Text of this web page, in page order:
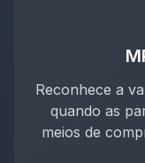
Reconhece a
quando as
meios de